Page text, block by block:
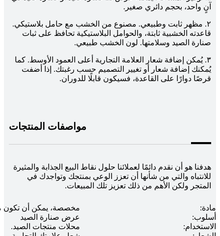
آنٍ واحد، بحجم دائري صغير.
٢. مظهر ثابت وطبيعي. مصنوع من الخشب مع حامل بلاستيكي.
قاعدته الخشبية ثابتة، والحوامل البلاستيكية تحافظ على ثبات
صنارة الصيد وسلامتها. لون الخشب طبيعي.
٣. يُمكن إضافة شعار العلامة التجارية أعلى العمود الأوسط. كما
يُمكنك إضافة شعار أو تغيير التصميم حسب رغبتك. إذا أضفت
قرصًا دوارًا على القاعدة، فسيكون قابلًا للدوران.
مواصفات المنتجات
هدفنا هو أن نقدم دائمًا لعملائنا حلول نقاط البيع الجذابة والمثيرة
للانتباه والتي من شأنها أن تعزز الوعي بمنتجك وتواجدك في
المتجر ولكن الأهم من ذلك تعزيز تلك المبيعات.
مادة:
مخصصة، يمكن أن تكون
أسلوب:
عرض صنارة الصيد
الاستخدام:
محلات منتجات الصيد.